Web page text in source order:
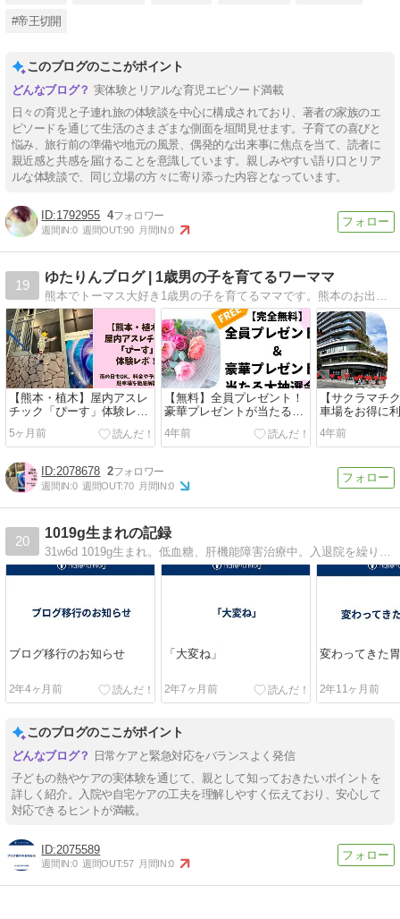
#帝王切開
このブログのここがポイント
実体験とリアルな育児エピソード満載
日々の育児と子連れ旅の体験談を中心に構成されており、著者の家族のエ
ピソードを通じて生活のさまざまな側面を垣間見せます。子育ての喜びと
悩み、旅行前の準備や地元の風景、偶発的な出来事に焦点を当て、読者に
親近感と共感を届けることを意識しています。親しみやすい語り口とリア
ルな体験談で、同じ立場の方々に寄り添った内容となっています。
1792955 4
週間IN:0 週間OUT:90 月間IN:0
19
ゆたりんブログ | 1歳男の子を育てるワーママ
熊本でトーマス大好き1歳男の子を育てるママです。熊本のお出かけスポットやグルメ、子育て情報などについて発信しているブログです。
【熊本・植木】屋内アスレ
チック「ぴーす」体験レ
ポ！雨の日もOK、料金や
予約方法・駐車場を徹底解
5ヶ月前
【無料】全員プレゼント！
豪華プレゼントが当たる大
抽選会！【ママパパ必見】
4年前
【サクラマチ
車場をお得に
ニックを大公
4年前
2078678 2
週間IN:0 週間OUT:70 月間IN:0
20
1019g生まれの記録
31w6d 1019g生まれ。低血糖、肝機能障害治療中。入退院を繰り返し中。
ブログ移行のお知らせ
2年4ヶ月前
「大変ね」
2年7ヶ月前
変わってきた
2年11ヶ月前
このブログのここがポイント
日常ケアと緊急対応をバランスよく発信
子どもの熱やケアの実体験を通じて、親として知っておきたいポイントを
詳しく紹介。入院や自宅ケアの工夫を理解しやすく伝えており、安心して
対応できるヒントが満載。
2075589
週間IN:0 週間OUT:57 月間IN:0